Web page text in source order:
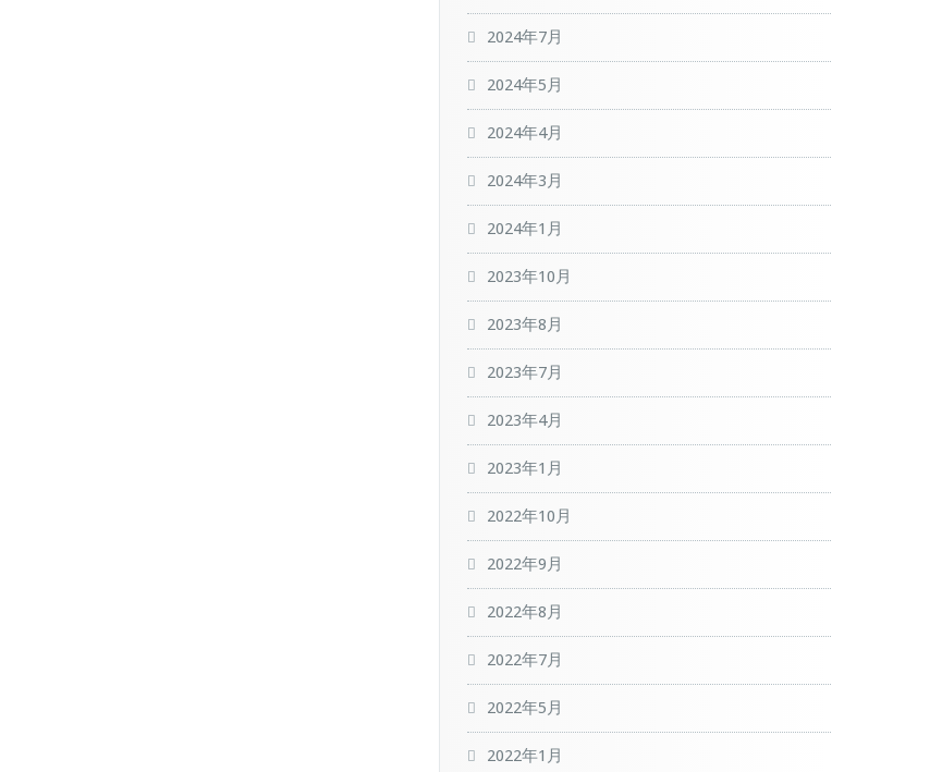
2024年7月
2024年5月
2024年4月
2024年3月
2024年1月
2023年10月
2023年8月
2023年7月
2023年4月
2023年1月
2022年10月
2022年9月
2022年8月
2022年7月
2022年5月
2022年1月